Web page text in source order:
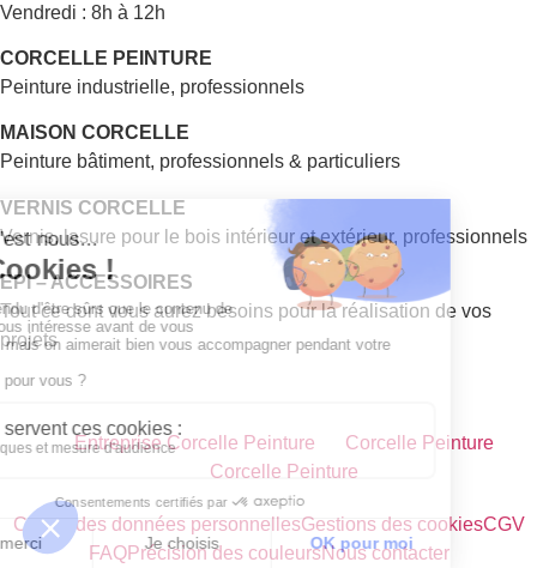
Vendredi : 8h à 12h
CORCELLE PEINTURE
Peinture industrielle, professionnels
MAISON CORCELLE
Peinture bâtiment, professionnels & particuliers
VERNIS CORCELLE
Vernis, lasure pour le bois intérieur et extérieur, professionnels
EPI – ACCESSOIRES
Tout ce dont vous aurez besoins pour la réalisation de vos
projets
Entreprise Corcelle Peinture
Corcelle Peinture
Corcelle Peinture
Charte des données personnellesGestions des cookiesCGV
FAQPrécision des couleursNous contacter